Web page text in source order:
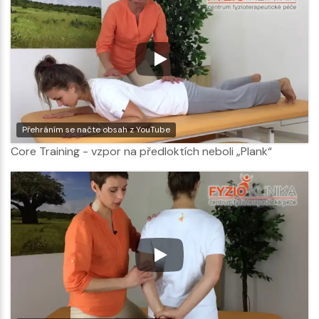
Přehráním se načte obsah z YouTube
Core Training - vzpor na předloktích neboli „Plank“